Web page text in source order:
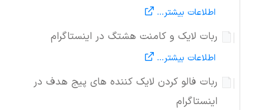
اطلاعات بیشتر...
ربات لایک و کامنت هشتگ در اینستاگرام
اطلاعات بیشتر...
ربات فالو کردن لایک کننده های پیج هدف در
اینستاگرام